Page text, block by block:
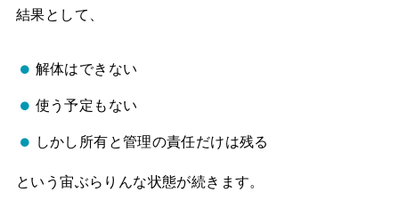
結果として、
解体はできない
使う予定もない
しかし所有と管理の責任だけは残る
という宙ぶらりんな状態が続きます。